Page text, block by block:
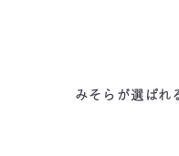
みそらが選ばれ
お客様の声 よくある質
アクセス